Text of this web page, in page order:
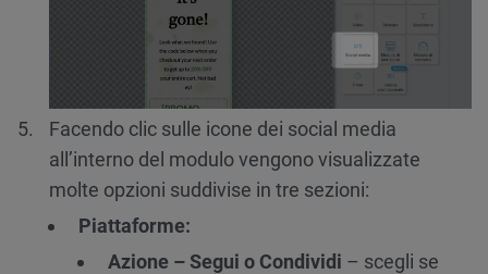
Facendo clic sulle icone dei social media
all’interno del modulo vengono visualizzate
molte opzioni suddivise in tre sezioni:
Piattaforme:
Azione – Segui o Condividi – scegli se